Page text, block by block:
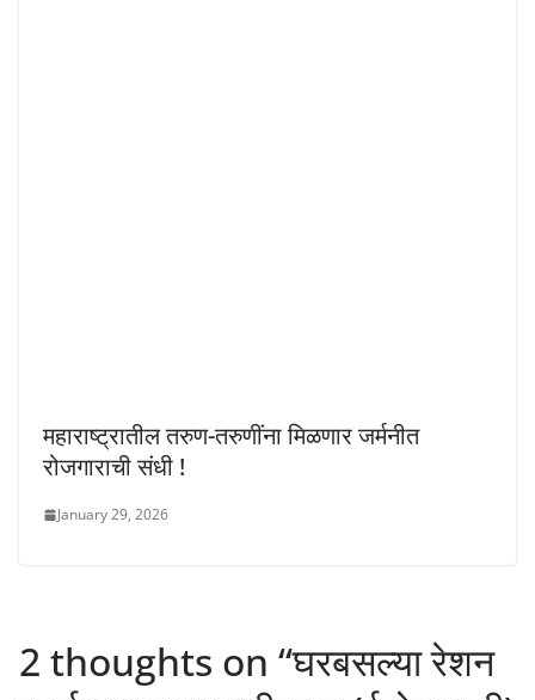
महाराष्ट्रातील तरुण-तरुणींना मिळणार जर्मनीत
रोजगाराची संधी !
January 29, 2026
2 thoughts on “घरबसल्या रेशन